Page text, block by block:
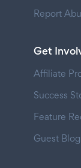
Report
Get
Affiliate
Success
Feature
Guest